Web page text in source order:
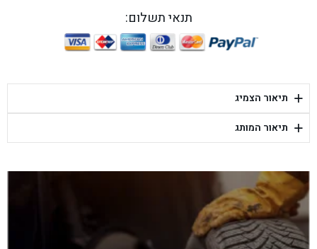
בן גל - היובלים 26, הוד השרון - הוד השרון
בן גל - יפת 88, תל אביב יפו - תל אביב
בן גל - דור אלון הר טוב - בית שמש
תנאי תשלום:
+ תיאור הצמיג
+ תיאור המותג